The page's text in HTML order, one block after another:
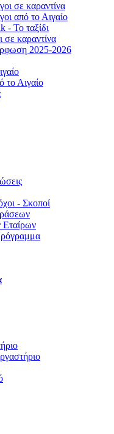
σε καραντίνα
από το Αιγαίο
- Το ταξίδι
σε καραντίνα
2025-2026
το Αιγαίο
- Σκοποί
Εταίρων